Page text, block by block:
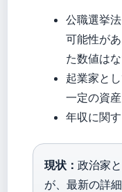
公職選挙
可能性が
た数値は
起業家と
一定の資
年収に関
現状： 政治家
が、最新の詳